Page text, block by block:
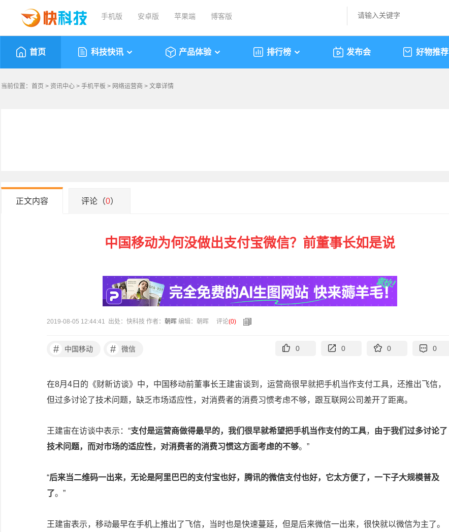
手机版 安卓版 苹果端 博客版
首页 科技快讯 产品体验 排行榜 发布会 好物推荐
当前位置： 首页 > 资讯中心 > 手机平板 > 网络运营商 > 文章详情
正文内容 评论（0）
中国移动为何没做出支付宝微信？前董事长如是说
2019-08-05 12:44:41 出处：快科技 作者： 朝晖 编辑：朝晖 评论(0)
# 中国移动 # 微信 0 0 0 0
在8月4日的《财新访谈》中，中国移动前董事长王建宙谈到，运营商很早就把手机当作支付工具，还推出飞信，
但过多讨论了技术问题，缺乏市场适应性，对消费者的消费习惯考虑不够，跟互联网公司差开了距离。
王建宙在访谈中表示：“支付是运营商做得最早的，我们很早就希望把手机当作支付的工具， 由于我们过多讨论了
技术问题，而对市场的适应性，对消费者的消费习惯这方面考虑的不够。”
“后来当二维码一出来，无论是阿里巴巴的支付宝也好，腾讯的微信支付也好，它太方便了，一下子大规模普及
了。”
王建宙表示，移动最早在手机上推出了飞信，当时也是快速蔓延，但是后来微信一出来，很快就以微信为主了。